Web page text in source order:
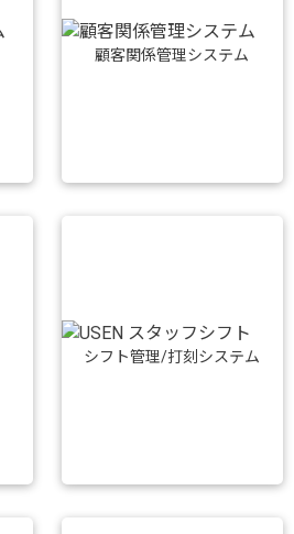
顧客関係管理システム
シフト管理/打刻システム